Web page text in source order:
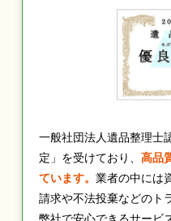
一般社団法人遺品整理士
定」を受けており、 高品
ています。 業者の中には
請求や不法投棄などのト